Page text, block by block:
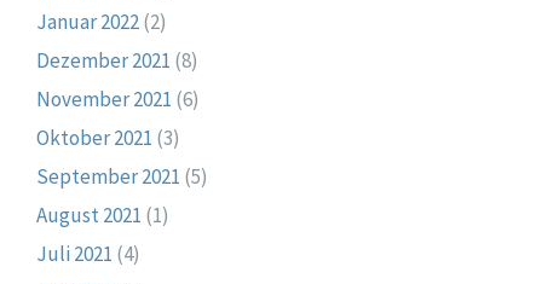
Januar 2022(2)
Dezember 2021 (8)
November 2021 (6)
Oktober 2021 (3)
September 2021 (5)
August 2021 (1)
Juli 2021 (4)